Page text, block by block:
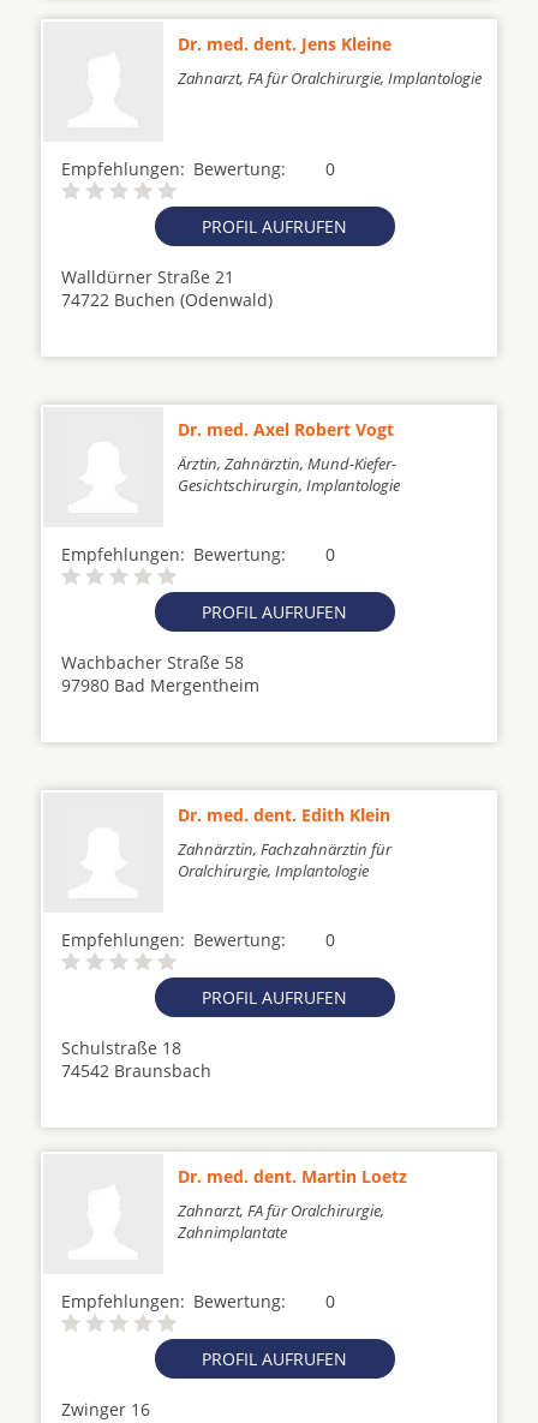
Dr. med. dent. Jens Kleine
Zahnarzt, FA für Oralchirurgie, Implantologie
Empfehlungen: 0
Bewertung:
PROFIL AUFRUFEN
Walldürner Straße 21
74722 Buchen (Odenwald)
Dr. med. Axel Robert Vogt
Ärztin, Zahnärztin, Mund-Kiefer-
Gesichtschirurgin, Implantologie
Empfehlungen: 0
Bewertung:
PROFIL AUFRUFEN
Wachbacher Straße 58
97980 Bad Mergentheim
Dr. med. dent. Edith Klein
Zahnärztin, Fachzahnärztin für
Oralchirurgie, Implantologie
Empfehlungen: 0
Bewertung:
PROFIL AUFRUFEN
Schulstraße 18
74542 Braunsbach
Dr. med. dent. Martin Loetz
Zahnarzt, FA für Oralchirurgie,
Zahnimplantate
Empfehlungen: 0
Bewertung:
PROFIL AUFRUFEN
Zwinger 16